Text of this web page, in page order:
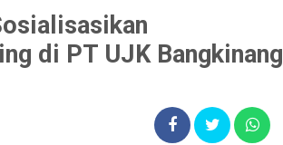
di PT UJK Bangkinang